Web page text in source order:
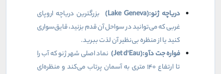
دریاچه ژنو(Lake Geneva): بزرگترین دریاچه اروپای
غربی که می‌توانید در سواحل آن قدم بزنید، قایق‌سواری
کنید یا از منظره بی‌نظیر آن لذت ببرید.
فواره جت دآو(Jet d'Eau): نماد اصلی شهر ژنو که آب را
تا ارتفاع ۱۴۰ متری به آسمان پرتاب می‌کند و منظره‌ای